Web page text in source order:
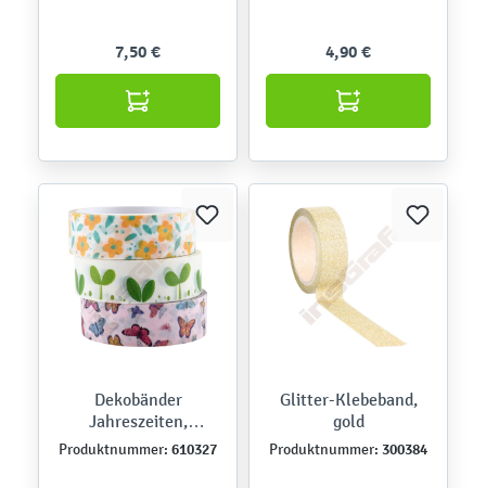
7,50 € 4,90 €
Dekobänder
Jahreszeiten,
Frühling
Produktnummer: 610327
Glitter-Klebeband,
gold
Produktnummer: 300384